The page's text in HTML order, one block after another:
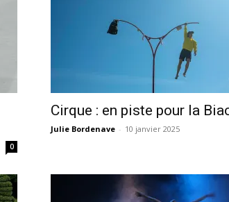
0
Cirque : en piste pour la
Julie Bordenave - 10 janvier 2025